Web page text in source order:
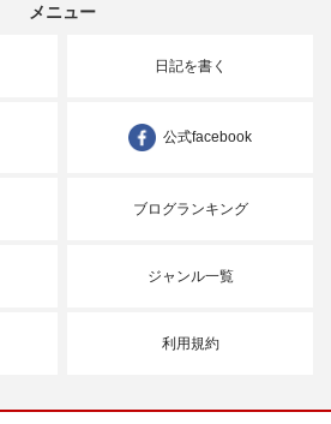
メニュー
日記を書く
公式facebook
ブログランキング
ジャンル一覧
利用規約